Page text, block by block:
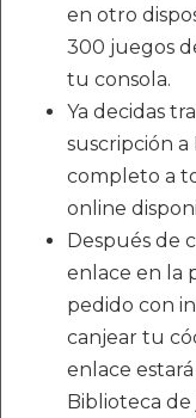
en otro
300 juegos
tu consola.
Ya decidas
suscripción
completo a
online
Después de
enlace en la
pedido con
canjear tu
enlace
Biblioteca de